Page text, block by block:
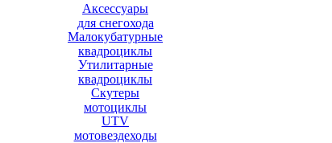
Аксессуары
для снегохода
Малокубатурные
квадроциклы
Утилитарные
квадроциклы
Скутеры
мотоциклы
UTV
мотовездеходы